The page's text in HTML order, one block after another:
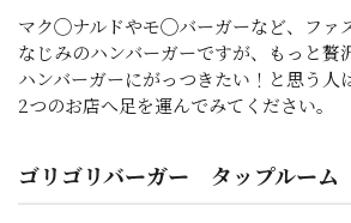
マク◯ナルドやモ◯バーガーなど、ファ
なじみのハンバーガーですが、もっと贅
ハンバーガーにがっつきたい！と思う人
2つのお店へ足を運んでみてください。
ゴリゴリバーガー タップルーム